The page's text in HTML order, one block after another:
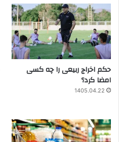
حکم اخراج ربیعی را چه کسی
امضا کرد؟
1405.04.22